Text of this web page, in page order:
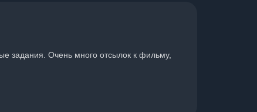
задания. Очень много отсылок к фильму,